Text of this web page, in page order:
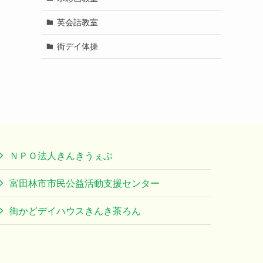
英会話教室
街デイ体操
ＮＰＯ法人きんきうぇぶ
富田林市市民公益活動支援センター
街かどデイハウスきんき茶ろん